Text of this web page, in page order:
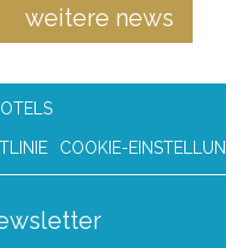
weitere news
COOKIE-